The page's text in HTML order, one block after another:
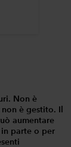
Non è
è gestito. Il
aumentare
parte o per